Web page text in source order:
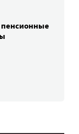
пенсионные